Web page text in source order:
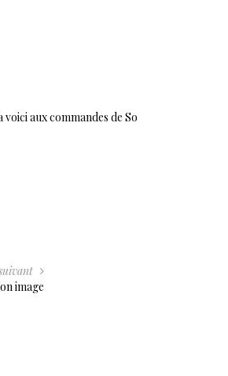
aux commandes de So
image